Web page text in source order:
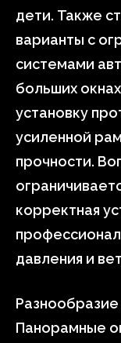
дети. Также
варианты с
системами
больших
установку
усиленной
прочности.
корректная
давления и
Панорамные